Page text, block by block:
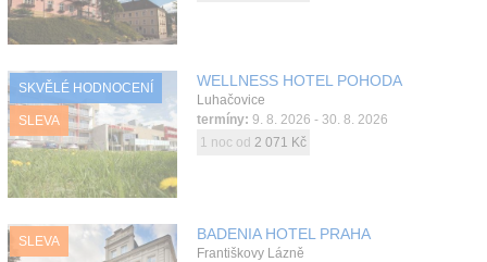
SKVĚLÉ HODNOCENÍ
SLEVA
WELLNESS HOTEL POHODA
Luhačovice
termíny: 9. 8. 2026 - 30. 8. 2026
1 noc od 2 071 Kč
SLEVA BADENIA HOTEL PRAHA
Františkovy Lázně